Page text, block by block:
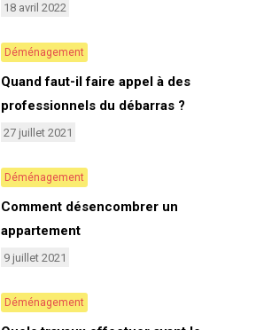
18 avril 2022
Déménagement
Quand faut-il faire appel à des
professionnels du débarras ?
27 juillet 2021
Déménagement
Comment désencombrer un
appartement
9 juillet 2021
Déménagement